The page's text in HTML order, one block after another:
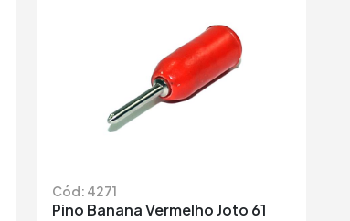
Cód: 4271
Pino Banana Vermelho Joto 61